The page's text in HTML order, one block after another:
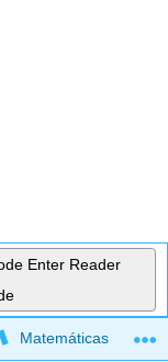
Enter Reader
global
Matemáticas